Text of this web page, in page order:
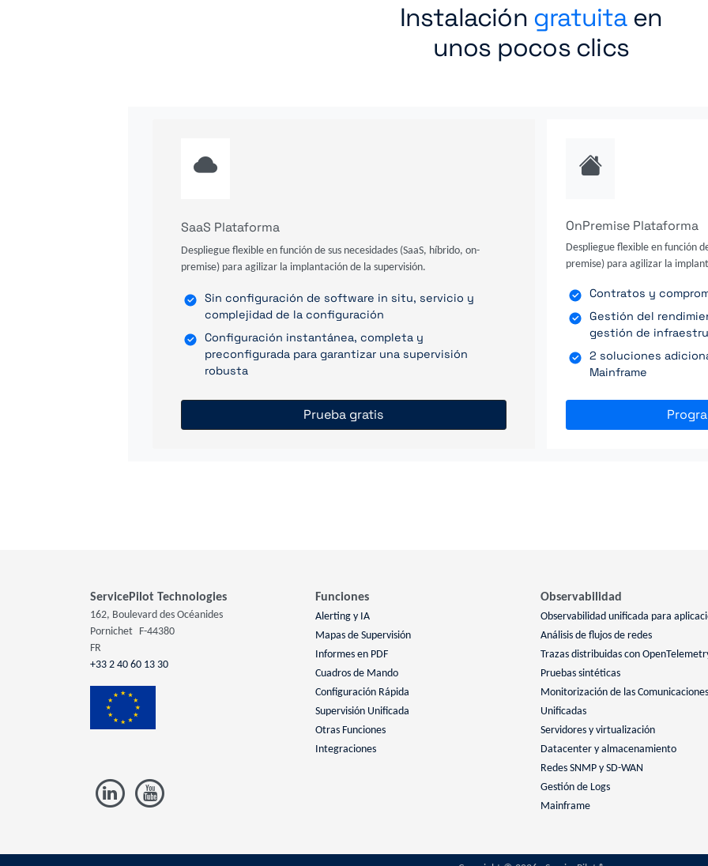
Instalación gratuitaen
unos pocos clics
SaaS Plataforma
Despliegue flexible en función de sus necesidades (SaaS, híbrido, on-
premise) para agilizar la implantación de la supervisión.
Sin configuración de software in situ, servicio y
complejidad de la configuración
Configuración instantánea, completa y
preconfigurada para garantizar una supervisión
robusta
Prueba gratis
OnPremise Plataforma
Despliegue flexible en función
premise) para agilizar la
Contratos y
Gestión del
gestión de
2 soluciones
Mainframe
ServicePilot Technologies
162, Boulevard des Océanides
Pornichet F-44380
FR
+33 2 40 60 13 30
Funciones
Alerting y IA
Mapas de Supervisión
Informes en PDF
Cuadros de Mando
Configuración Rápida
Supervisión Unificada
Otras Funciones
Integraciones
Observabilidad
Observabilidad unificada para
Análisis de flujos de redes
Trazas distribuidas con
Pruebas sintéticas
Monitorización de las Comunicaciones
Unificadas
Servidores y virtualización
Datacenter y almacenamiento
Redes SNMP y SD-WAN
Gestión de Logs
Mainframe